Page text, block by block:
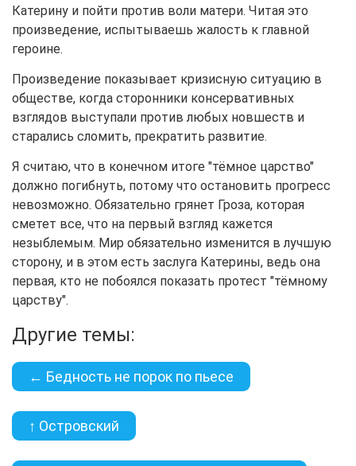
Катерину и пойти против воли матери. Читая это
произведение, испытываешь жалость к главной
героине.
Произведение показывает кризисную ситуацию в
обществе, когда сторонники консервативных
взглядов выступали против любых новшеств и
старались сломить, прекратить развитие.
Я считаю, что в конечном итоге "тёмное царство"
должно погибнуть, потому что остановить прогресс
невозможно. Обязательно грянет Гроза, которая
сметет все, что на первый взгляд кажется
незыблемым. Мир обязательно изменится в лучшую
сторону, и в этом есть заслуга Катерины, ведь она
первая, кто не побоялся показать протест "тёмному
царству".
Другие темы:
← Бедность не порок по пьесе
↑ Островский